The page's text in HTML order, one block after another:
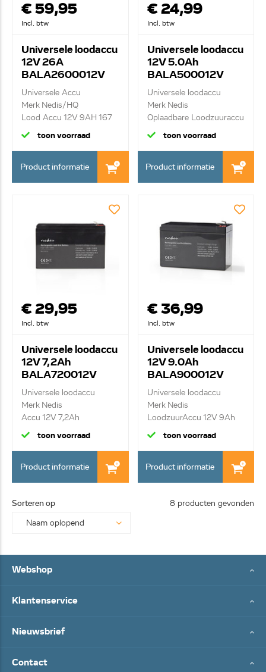
€ 59,95
Incl. btw
Universele loodaccu
12V 26A
BALA2600012V
Universele Accu
Merk Nedis/HQ
Lood Accu 12V 9AH 167
mm | ...
toon voorraad
Product informatie
€ 24,99
Incl. btw
Universele loodaccu
12V 5.0Ah
BALA500012V
Universele loodaccu
Merk Nedis
Oplaadbare Loodzuuraccu
12V...
toon voorraad
Product informatie
€ 29,95
Incl. btw
Universele loodaccu
12V 7,2Ah
BALA720012V
Universele loodaccu
Merk Nedis
Accu 12V 7,2Ah
151x65x95mm
toon voorraad
Product informatie
€ 36,99
Incl. btw
Universele loodaccu
12V 9.0Ah
BALA900012V
Universele loodaccu
Merk Nedis
LoodzuurAccu 12V 9Ah
toon voorraad
Product informatie
Sorteren op 8 producten gevonden
Webshop
Klantenservice
Nieuwsbrief
Contact